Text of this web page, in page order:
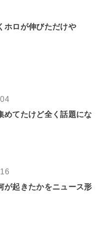
ホロが伸びただけや
めてたけど全く話題にな
が起きたかをニュース形